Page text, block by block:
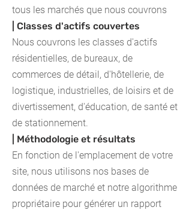
tous les marchés que nous couvrons
| Classes d'actifs couvertes
Nous couvrons les classes d'actifs
résidentielles, de bureaux, de
commerces de détail, d'hôtellerie, de
logistique, industrielles, de loisirs et de
divertissement, d'éducation, de santé et
de stationnement.
| Méthodologie et résultats
En fonction de l'emplacement de votre
site, nous utilisons nos bases de
données de marché et notre algorithme
propriétaire pour générer un rapport